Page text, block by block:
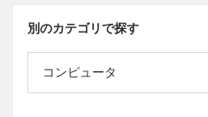
別のカテゴリで探す
コンピュータ